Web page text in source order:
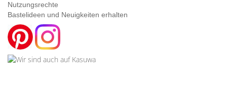
Nutzungsrechte
Bastelideen und Neuigkeiten erhalten